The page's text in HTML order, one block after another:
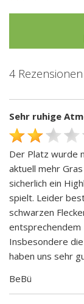
4 Rezensionen
Sehr ruhige
Der Platz wurde
aktuell mehr
sicherlich ein
spielt. Leider
schwarzen
entsprechendem
Insbesondere
haben uns sehr
BeBü